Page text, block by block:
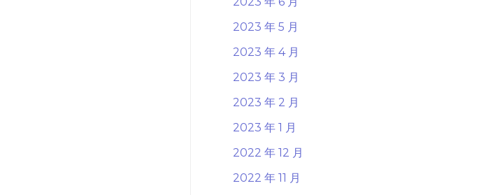
2023 年 5 月
2023 年 4 月
2023 年 3 月
2023 年 2 月
2023 年 1 月
2022 年 12 月
2022 年 11 月